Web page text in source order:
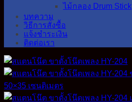
ไม้กลอง Drum Stick
บทความ
วิธีการสั่งซื้อ
แจ้งชำระเงิน
ติดต่อเรา